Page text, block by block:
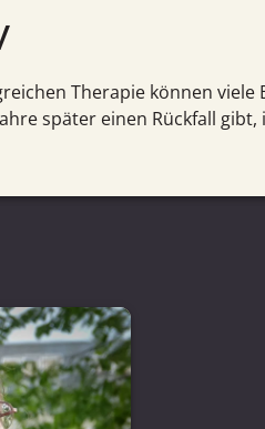
Therapie können
später einen Rückfall